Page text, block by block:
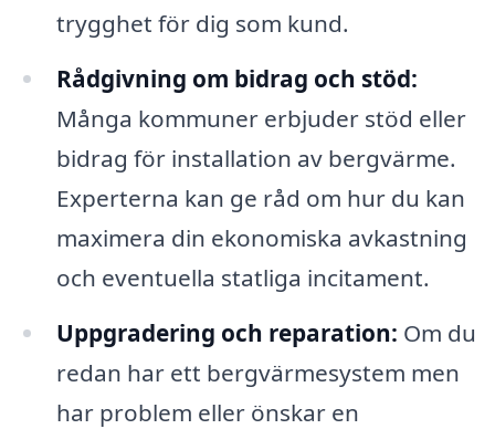
trygghet för dig som kund.
Rådgivning om bidrag och stöd:
Många kommuner erbjuder stöd eller
bidrag för installation av bergvärme.
Experterna kan ge råd om hur du kan
maximera din ekonomiska avkastning
och eventuella statliga incitament.
Uppgradering och reparation: Om du
redan har ett bergvärmesystem men
har problem eller önskar en